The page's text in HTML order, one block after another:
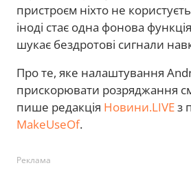
пристроєм ніхто не
іноді стає одна фонова
шукає бездротові сигнали
Про те, яке налаштування
прискорювати розряджання
пише редакція Новини.LIVEз
MakeUseOf.
Реклама